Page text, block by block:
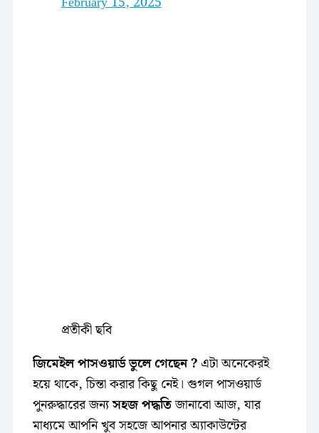
প্রতীকী ছবি
জিমেইল পাসওয়ার্ড ভুলে গেছেন ?এটা অনেকেরই
হয়ে থাকে, চিন্তা করার কিছু নেই। গুগল পাসওয়ার্ড
পুনরুদ্ধারের জন্যসহজ পদ্ধতিজানাবো আজ, যার
মাধ্যমে আপনি খুব সহজে আপনার অ্যাকাউন্টের